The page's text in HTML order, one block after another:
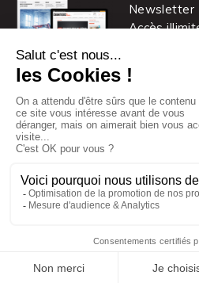
Newsletter
Accès
Chantiers de France est une
|
Protection des données